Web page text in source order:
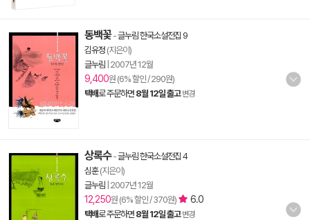
동백꽃-글누림 한국소설전집 9
김유정 (지은이)
글누림 2007년 12월
9,400원 (6% 할인 / 290원)
택배로 주문하면 8월 12일 출고 변경
상록수-글누림 한국소설전집 4
심훈(지은이)
글누림 2007년 12월
12,250원 (6% 할인 / 370원) 6.0
택배로 주문하면 8월 12일 출고 변경